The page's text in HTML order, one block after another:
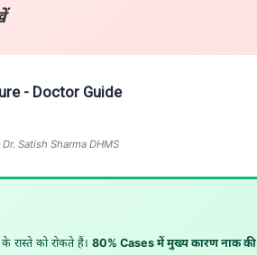
- Doctor Guide
Satish Sharma DHMS
को रोकते हैं। 80% Cases में मुख्य कारण नाक की